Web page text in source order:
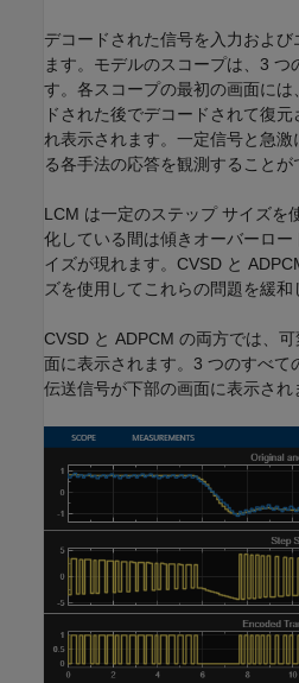
デコードされた信号を入力およ
ます。モデルのスコープは、3 つ
す。各スコープの最初の画面に
ドされた後でデコードされて復
れ表示されます。一定信号と急
る各手法の応答を観測することが
LCM は一定のステップ サイズを
化している間は傾きオーバーロ
イズが現れます。CVSD と
ズを使用してこれらの問題を緩和
CVSD と ADPCM の両方では、
面に表示されます。3 つのすべて
伝送信号が下部の画面に表示され